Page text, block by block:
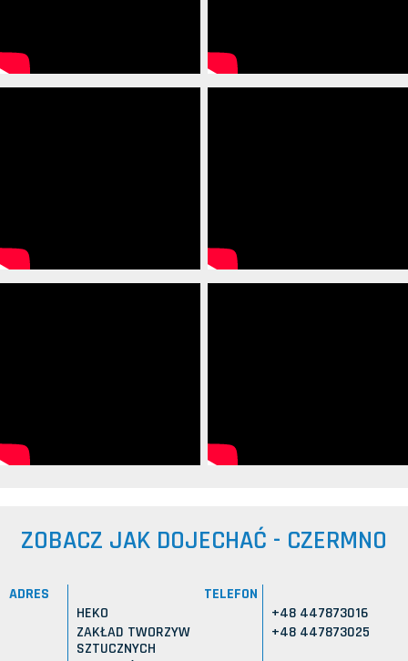
ZOBACZ JAK DOJECHAĆ - CZERMNO
ADRES
HEKO
ZAKŁAD TWORZYW
SZTUCZNYCH
TELEFON
+48 447873016
+48 447873025